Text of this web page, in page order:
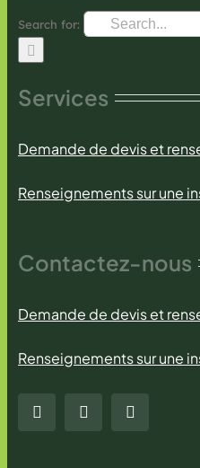
Search for:
Services
Demande de devis et
Renseignements sur une
Contactez-nous
Demande de devis et
Renseignements sur une